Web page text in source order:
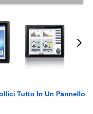
Tutto In Un Pannello